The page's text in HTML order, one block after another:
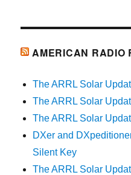
AMERICAN RADIO
The ARRL Solar
The ARRL Solar
The ARRL Solar
DXer and
Silent Key
The ARRL Solar